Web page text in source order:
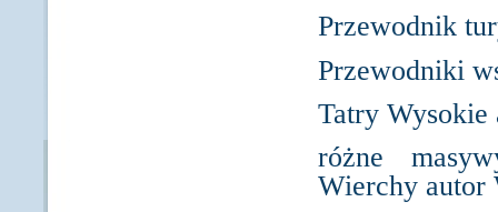
Przewodnik
Przewodniki
Tatry
różne
Wierchy autor